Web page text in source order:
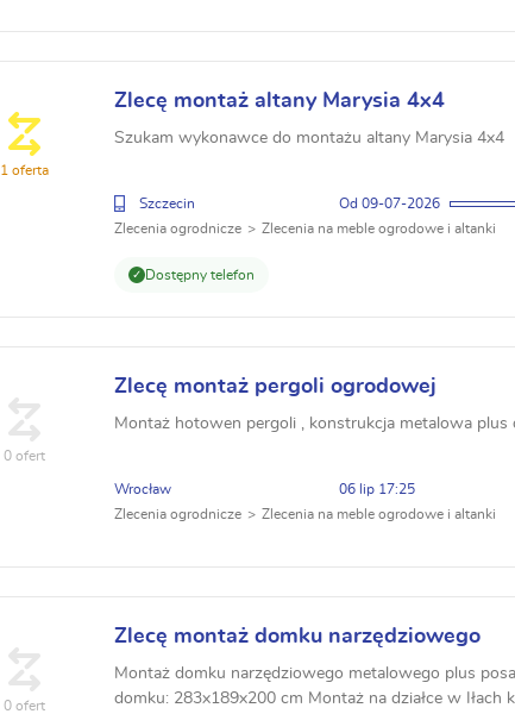
Zlecę montaż altany Marysia 4x4
Szukam wykonawce do montażu altany Marysia 4x4
Szczecin
09-07-2026
Zlecenia ogrodnicze
Zlecenia na meble ogrodowe i altanki
Dostępny telefon
1 oferta
Zlecę montaż pergoli ogrodowej
Montaż hotowen pergoli , konstrukcja metalowa plus
Wrocław
06 lip 17:25
Zlecenia ogrodnicze
Zlecenia na meble ogrodowe i altanki
0 ofert
Zlecę montaż domku narzędziowego
Montaż domku narzędziowego metalowego plus
domku: 283x189x200 cm Montaż na działce w Iłach
0 ofert